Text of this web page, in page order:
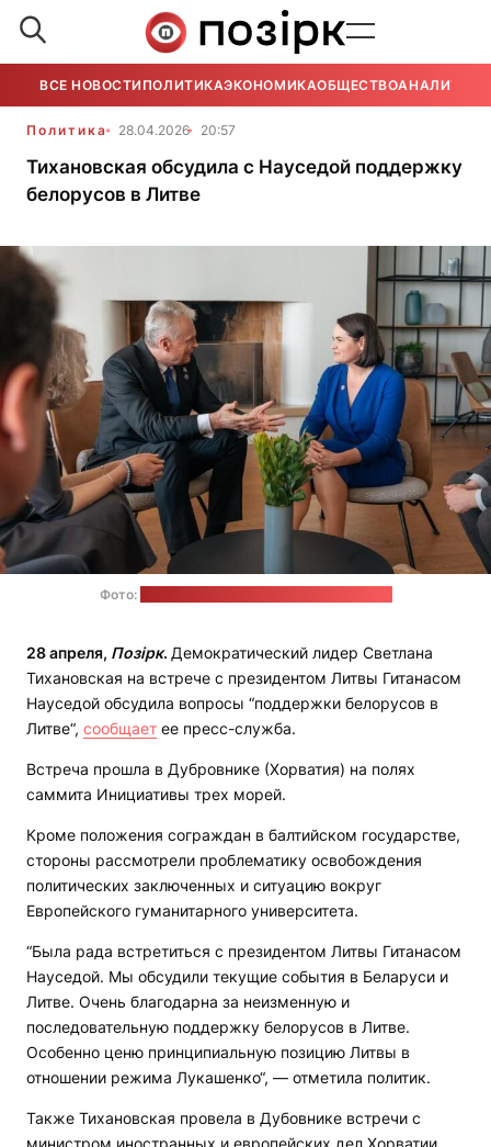
ВСЕ НОВОСТИ ПОЛИТИКАЭКОНОМИКАОБЩЕСТВОАНАЛИТИКА
Политика 28.04.2026 20:57
Тихановская обсудила с Науседой поддержку
белорусов в Литве
Фото:
28 апреля, Позірк. Демократический лидер Светлана
Тихановская на встрече с президентом Литвы Гитанасом
Науседой обсудила вопросы “поддержки белорусов в
Литве“, сообщает ее пресс-служба.
Встреча прошла в Дубровнике (Хорватия) на полях
саммита Инициативы трех морей.
Кроме положения сограждан в балтийском государстве,
стороны рассмотрели проблематику освобождения
политических заключенных и ситуацию вокруг
Европейского гуманитарного университета.
“Была рада встретиться с президентом Литвы Гитанасом
Науседой. Мы обсудили текущие события в Беларуси и
Литве. Очень благодарна за неизменную и
последовательную поддержку белорусов в Литве.
Особенно ценю принципиальную позицию Литвы в
отношении режима Лукашенко“, — отметила политик.
Также Тихановская провела в Дубовнике встречи с
министром иностранных и европейских дел Хорватии